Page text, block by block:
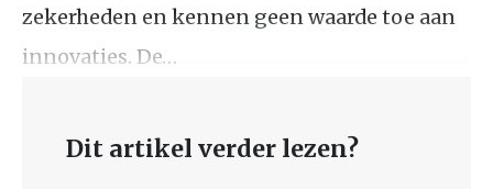
zekerheden en kennen geen waarde toe aan
innovaties. De…
Dit artikel verder lezen?